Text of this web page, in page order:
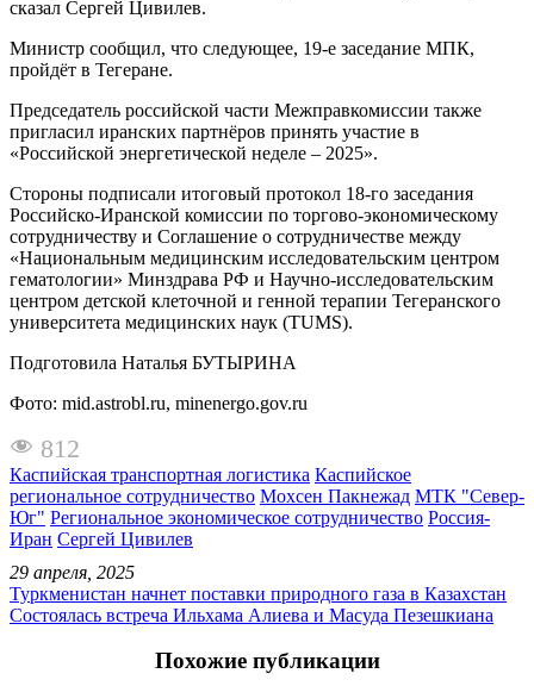
сказал Сергей Цивилев.
Министр сообщил, что следующее, 19-е заседание МПК,
пройдёт в Тегеране.
Председатель российской части Межправкомиссии также
пригласил иранских партнёров принять участие в
«Российской энергетической неделе – 2025».
Стороны подписали итоговый протокол 18-го заседания
Российско-Иранской комиссии по торгово-экономическому
сотрудничеству и Соглашение о сотрудничестве между
«Национальным медицинским исследовательским центром
гематологии» Минздрава РФ и Научно-исследовательским
центром детской клеточной и генной терапии Тегеранского
университета медицинских наук (TUMS).
Подготовила Наталья БУТЫРИНА
Фото: mid.astrobl.ru, minenergo.gov.ru
812
Каспийская транспортная логистика Каспийское
региональное сотрудничество Мохсен Пакнежад МТК "Север-
Юг" Региональное экономическое сотрудничество Россия-
Иран Сергей Цивилев
29 апреля, 2025
Туркменистан начнет поставки природного газа в Казахстан
Состоялась встреча Ильхама Алиева и Масуда Пезешкиана
Похожие публикации